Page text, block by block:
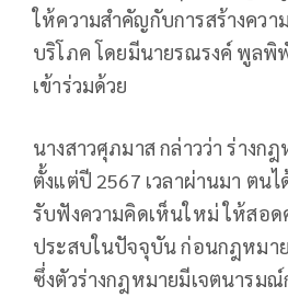
ให้ความสำคัญกับการสร้างควา
บริโภค โดยมีนายรณรงค์ พูลพิ
เข้าร่วมด้วย
นางสาวศุภมาส กล่าวว่า ร่างก
ตั้งแต่ปี 2567 เวลาผ่านมา ตนไ
รับฟังความคิดเห็นใหม่ ให้สอ
ประสบในปัจจุบัน ก่อนกฎหมาย
ซึ่งตัวร่างกฎหมายมีเจตนารม